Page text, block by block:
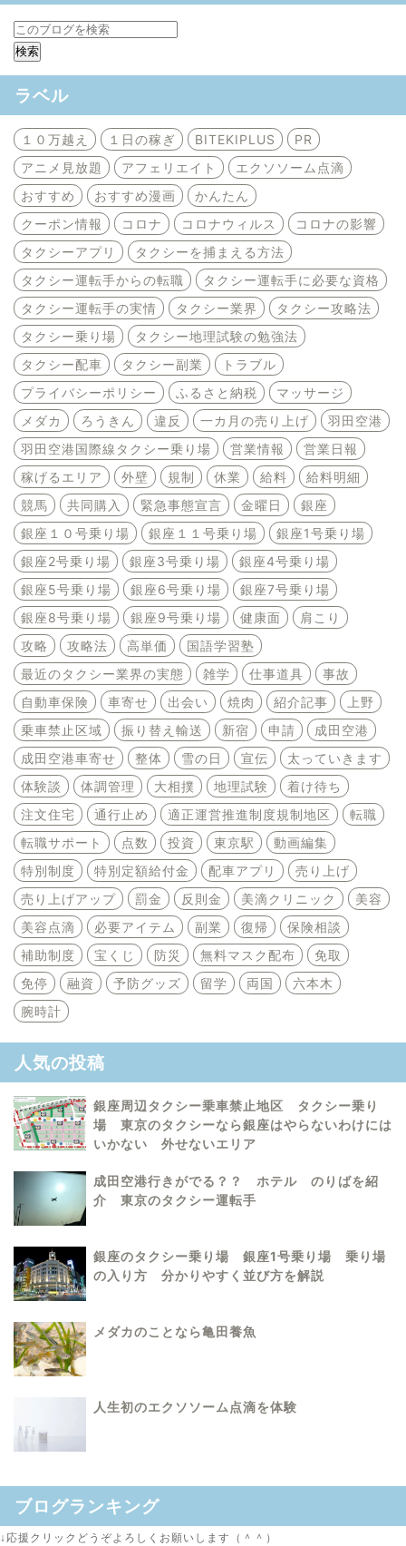
ラベル
１０万越え １日の稼ぎ BITEKIPLUS
PR
アニメ見放題
アフェリエイト
エクソソーム点滴
おすすめ
おすすめ漫画
かんたん
クーポン情報
コロナ コロナウィルス
コロナの影響
タクシーアプリ
タクシーを捕まえる方法
タクシー運転手からの転職
タクシー運転手に必要な資格
タクシー運転手の実情
タクシー業界
タクシー攻略法
タクシー乗り場
タクシー地理試験の勉強法
タクシー配車
タクシー副業
トラブル
プライバシーポリシー
ふるさと納税
マッサージ
メダカ
ろうきん 違反 一カ月の売り上げ
羽田空港
羽田空港国際線タクシー乗り場
営業情報
営業日報
稼げるエリア
外壁 規制 休業 給料
給料明細
競馬
共同購入 緊急事態宣言 金曜日
銀座
銀座１０号乗り場
銀座１１号乗り場
銀座1号乗り場
銀座2号乗り場
銀座3号乗り場
銀座4号乗り場
銀座5号乗り場
銀座6号乗り場
銀座7号乗り場
銀座8号乗り場
銀座9号乗り場 健康面
肩こり
攻略
攻略法 高単価
国語学習塾
最近のタクシー業界の実態
雑学 仕事道具
事故
自動車保険
車寄せ 出会い 焼肉 紹介記事
上野
乗車禁止区域
振り替え輸送 新宿 申請
成田空港
成田空港車寄せ
整体 雪の日 宣伝
太っていきます
体験談
体調管理 大相撲 地理試験
着け待ち
注文住宅
通行止め 適正運営推進制度規制地区
転職
転職サポート
点数 投資 東京駅
動画編集
特別制度
特別定額給付金 配車アプリ
売り上げ
売り上げアップ
罰金 反則金 美滴クリニック
美容
美容点滴
必要アイテム 副業 復帰
保険相談
補助制度
宝くじ 防災 無料マスク配布
免取
免停
融資 予防グッズ 留学 両国
六本木
腕時計
人気の投稿
銀座周辺タクシー乗車禁止地区 タクシー乗り
場 東京のタクシーなら銀座はやらないわけには
いかない 外せないエリア
成田空港行きがでる？？ ホテル のりばを紹
介 東京のタクシー運転手
銀座のタクシー乗り場 銀座1号乗り場 乗り場
の入り方 分かりやすく並び方を解説
メダカのことなら亀田養魚
人生初のエクソソーム点滴を体験
ブログランキング
↓応援クリックどうぞよろしくお願いします（＾＾）